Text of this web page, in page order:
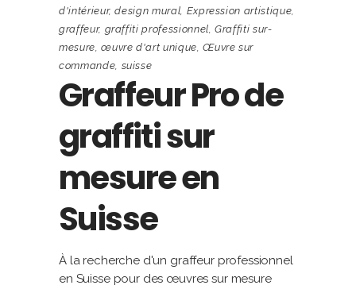
d'intérieur,design mural, Expression artistique,
graffeur, graffiti professionnel,Graffiti sur-
mesure,œuvre d'art unique,Œuvre sur
commande, suisse
Graffeur Pro de
graffiti sur
mesure en
Suisse
À la recherche d'un graffeur professionnel
en Suisse pour des œuvres sur mesure